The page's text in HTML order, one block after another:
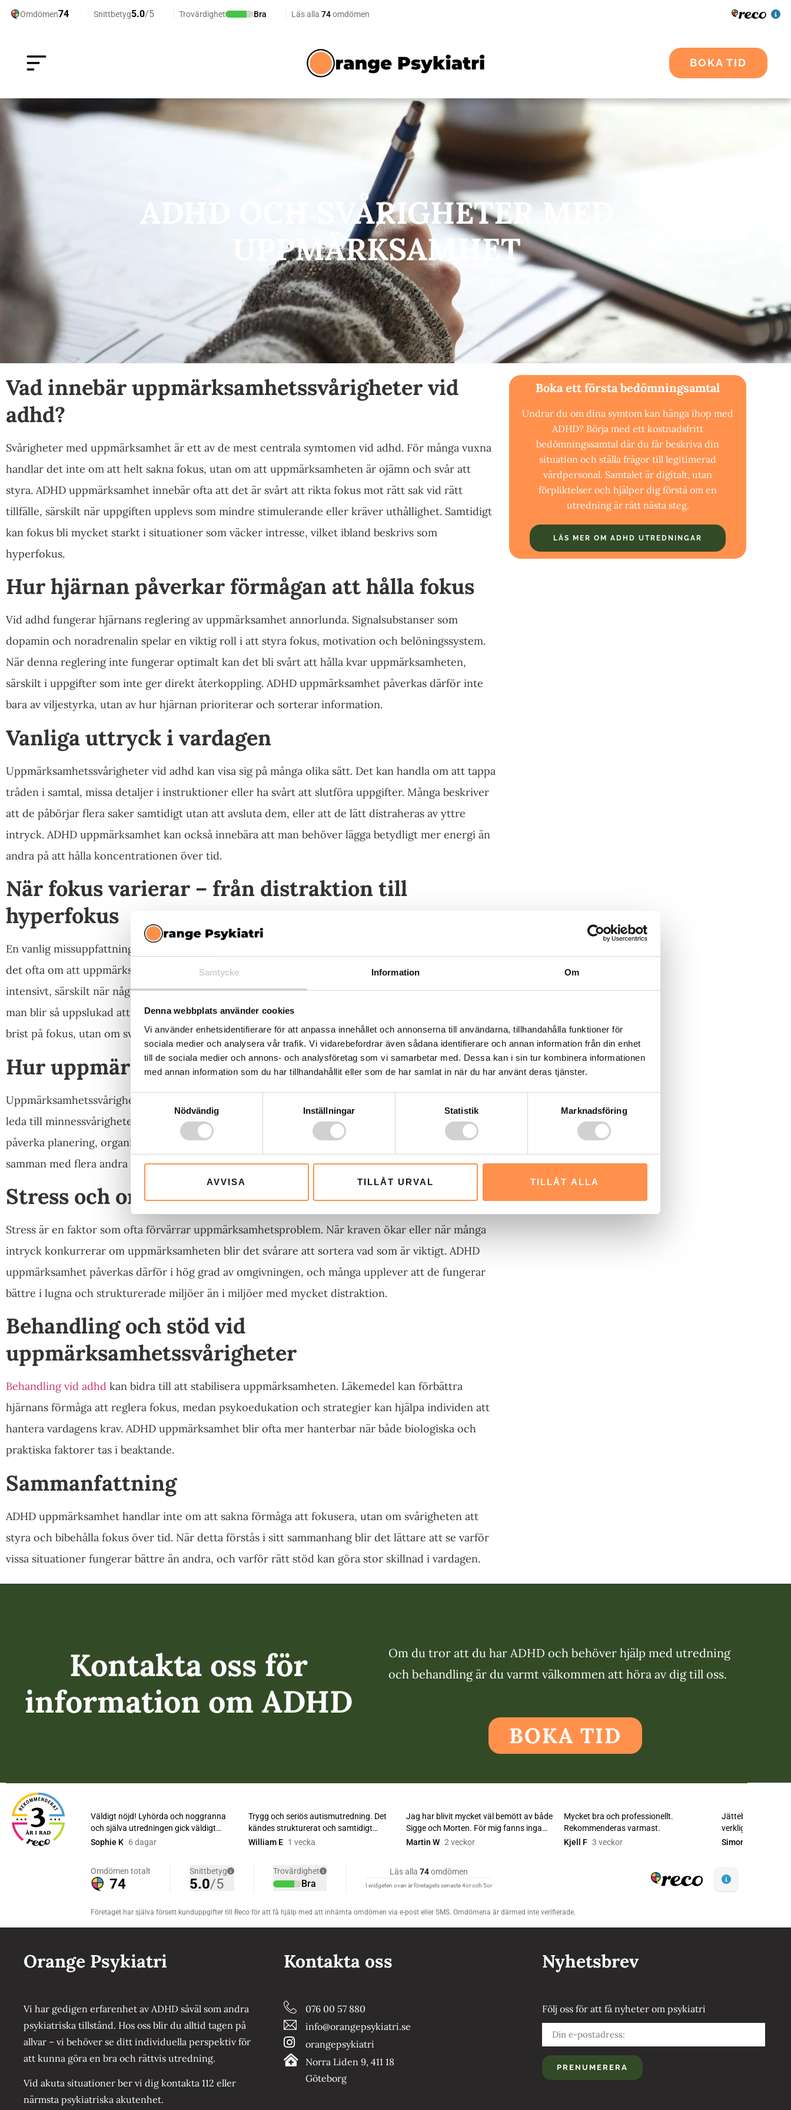
Samtycke Information Om
Denna webbplats använder cookies
Vi använder enhetsidentifierare för att anpassa innehållet och annonserna till användarna, tillhandahålla funktioner för
sociala medier och analysera vår trafik. Vi vidarebefordrar även sådana identifierare och annan information från din enhet
till de sociala medier och annons- och analysföretag som vi samarbetar med. Dessa kan i sin tur kombinera informationen
med annan information som du har tillhandahållit eller som de har samlat in när du har använt deras tjänster.
Samtyckesval
Nödvändig
Inställningar Statistik Marknadsföring
AVVISA TILLÅT URVAL TILLÅT ALLA
BOKA TID
ADHD OCH SVÅRIGHETER MED
UPPMÄRKSAMHET
Vad innebär uppmärksamhetssvårigheter vid
adhd?
Svårigheter med uppmärksamhet är ett av de mest centrala symtomen vid adhd. För många vuxna
handlar det inte om att helt sakna fokus, utan om att uppmärksamheten är ojämn och svår att
styra. ADHD uppmärksamhet innebär ofta att det är svårt att rikta fokus mot rätt sak vid rätt
tillfälle, särskilt när uppgiften upplevs som mindre stimulerande eller kräver uthållighet. Samtidigt
kan fokus bli mycket starkt i situationer som väcker intresse, vilket ibland beskrivs som
hyperfokus.
Hur hjärnan påverkar förmågan att hålla fokus
Vid adhd fungerar hjärnans reglering av uppmärksamhet annorlunda. Signalsubstanser som
dopamin och noradrenalin spelar en viktig roll i att styra fokus, motivation och belöningssystem.
När denna reglering inte fungerar optimalt kan det bli svårt att hålla kvar uppmärksamheten,
särskilt i uppgifter som inte ger direkt återkoppling. ADHD uppmärksamhet påverkas därför inte
bara av viljestyrka, utan av hur hjärnan prioriterar och sorterar information.
Vanliga uttryck i vardagen
Uppmärksamhetssvårigheter vid adhd kan visa sig på många olika sätt. Det kan handla om att tappa
tråden i samtal, missa detaljer i instruktioner eller ha svårt att slutföra uppgifter. Många beskriver
att de påbörjar flera saker samtidigt utan att avsluta dem, eller att de lätt distraheras av yttre
intryck. ADHD uppmärksamhet kan också innebära att man behöver lägga betydligt mer energi än
andra på att hålla koncentrationen över tid.
När fokus varierar – från distraktion till
hyperfokus
En vanlig missuppfattning är att personer med adhd inte kan fokusera alls. I själva verket handlar
det ofta om att uppmärksamheten är svår att reglera. I vissa situationer kan fokus vara mycket
intensivt, särskilt när något känns engagerande. Detta kallas ofta hyperfokus och kan innebära att
man blir så uppslukad att omgivningen försvinner. ADHD uppmärksamhet handlar därför inte om
brist på fokus, utan om svårigheten att styra det.
Hur uppmärksamhet påverkar andra funktioner
Uppmärksamhetssvårigheter påverkar många andra delar av vardagen. När fokus brister kan det
leda till minnessvårigheter, eftersom information inte registreras ordentligt. Det kan också
påverka planering, organisering och tidsuppfattning. ADHD uppmärksamhet hänger därför nära
samman med flera andra funktioner, vilket gör att svårigheterna sällan uppstår isolerat.
Stress och omgivningens betydelse
Stress är en faktor som ofta förvärrar uppmärksamhetsproblem. När kraven ökar eller när många
intryck konkurrerar om uppmärksamheten blir det svårare att sortera vad som är viktigt. ADHD
uppmärksamhet påverkas därför i hög grad av omgivningen, och många upplever att de fungerar
bättre i lugna och strukturerade miljöer än i miljöer med mycket distraktion.
Behandling och stöd vid
uppmärksamhetssvårigheter
Behandling vid adhd kan bidra till att stabilisera uppmärksamheten. Läkemedel kan förbättra
hjärnans förmåga att reglera fokus, medan psykoedukation och strategier kan hjälpa individen att
hantera vardagens krav. ADHD uppmärksamhet blir ofta mer hanterbar när både biologiska och
praktiska faktorer tas i beaktande.
Sammanfattning
ADHD uppmärksamhet handlar inte om att sakna förmåga att fokusera, utan om svårigheten att
styra och bibehålla fokus över tid. När detta förstås i sitt sammanhang blir det lättare att se varför
vissa situationer fungerar bättre än andra, och varför rätt stöd kan göra stor skillnad i vardagen.
Boka ett första bedömningsamtal
Undrar du om dina symtom kan hänga ihop med
ADHD? Börja med ett kostnadsfritt
bedömningssamtal där du får beskriva din
situation och ställa frågor till legitimerad
vårdpersonal. Samtalet är digitalt, utan
förpliktelser och hjälper dig förstå om en
utredning är rätt nästa steg.
LÄS MER OM ADHD UTREDNINGAR
Kontakta oss för
information om ADHD
Om du tror att du har ADHD och behöver hjälp med utredning
och behandling är du varmt välkommen att höra av dig till oss.
BOKA TID
Orange Psykiatri
Vi har gedigen erfarenhet av ADHD såväl som andra
psykiatriska tillstånd. Hos oss blir du alltid tagen på
allvar – vi behöver se ditt individuella perspektiv för
att kunna göra en bra och rättvis utredning.
Vid akuta situationer ber vi dig kontakta 112 eller
närmsta psykiatriska akutenhet.
Kontakta oss
076 00 57 880
info@orangepsykiatri.se
orangepsykiatri
Norra Liden 9, 411 18
Göteborg
Nyhetsbrev
Följ oss för att få nyheter om psykiatri
PRENUMERERA